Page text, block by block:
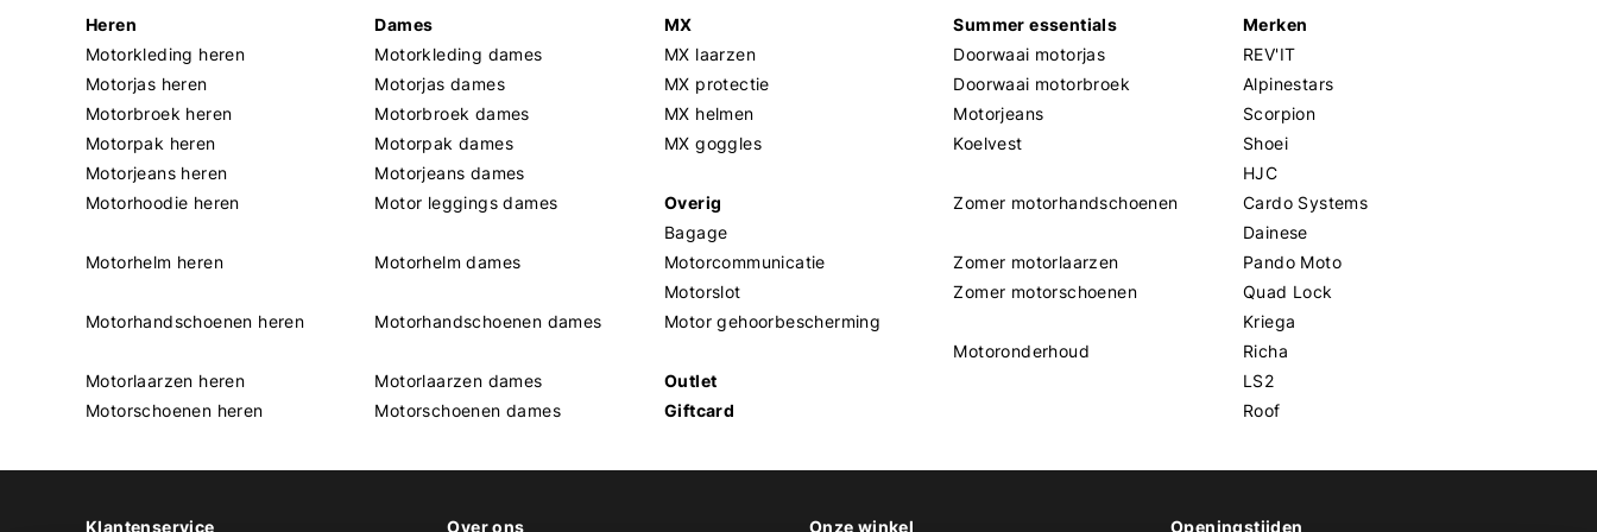
Heren
Motorkleding heren
Motorjas heren
Motorbroek heren
Motorpak heren
Motorjeans heren
Motorhoodie heren
Motorhelm heren
Motorhandschoenen heren
Motorlaarzen heren
Motorschoenen heren
Dames
Motorkleding dames
Motorjas dames
Motorbroek dames
Motorpak dames
Motorjeans dames
Motor leggings dames
Motorhelm dames
Motorhandschoenen dames
Motorlaarzen dames
Motorschoenen dames
MX
MX laarzen
MX protectie
MX helmen
MX goggles
Overig
Bagage
Motorcommunicatie
Motorslot
Motor gehoorbescherming
Outlet
Giftcard
Summer essentials
Doorwaai motorjas
Doorwaai motorbroek
Motorjeans
Koelvest
Zomer motorhandschoenen
Zomer motorlaarzen
Zomer motorschoenen
Motoronderhoud
Merken
REV'IT
Alpinestars
Scorpion
Shoei
HJC
Cardo Systems
Dainese
Pando Moto
Quad Lock
Kriega
Richa
LS2
Roof
Klantenservice Over ons Onze winkel Openingstijden